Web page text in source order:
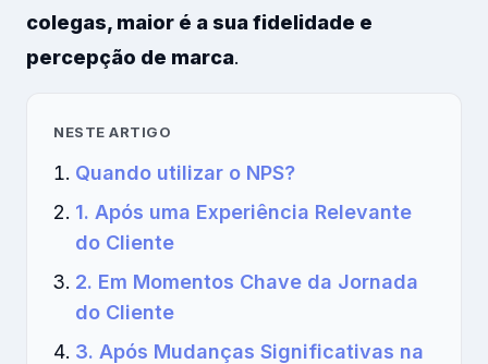
colegas, maior é a sua fidelidade e
percepção de marca.
NESTE ARTIGO
Quando utilizar o NPS?
1. Após uma Experiência Relevante
do Cliente
2. Em Momentos Chave da Jornada
do Cliente
3. Após Mudanças Significativas na